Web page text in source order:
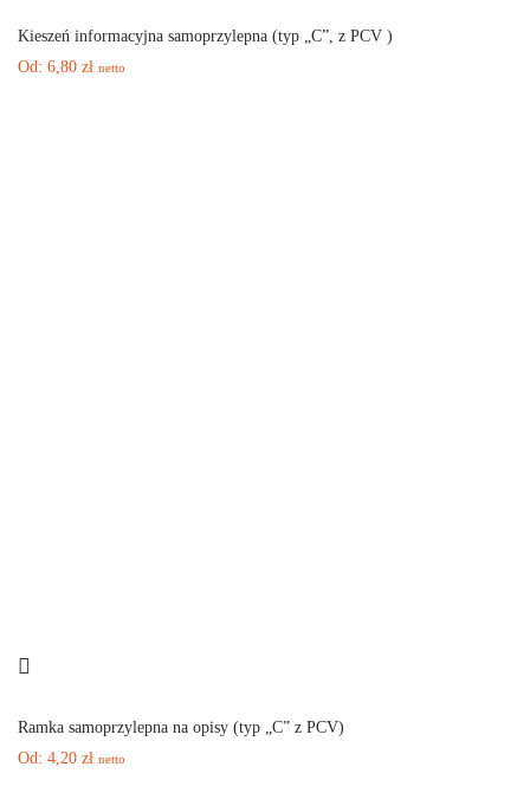
Kieszeń informacyjna samoprzylepna (typ „C”, z PCV )
Od: 6,80 zł netto
Ramka samoprzylepna na opisy (typ „C” z PCV)
Od: 4,20 zł netto